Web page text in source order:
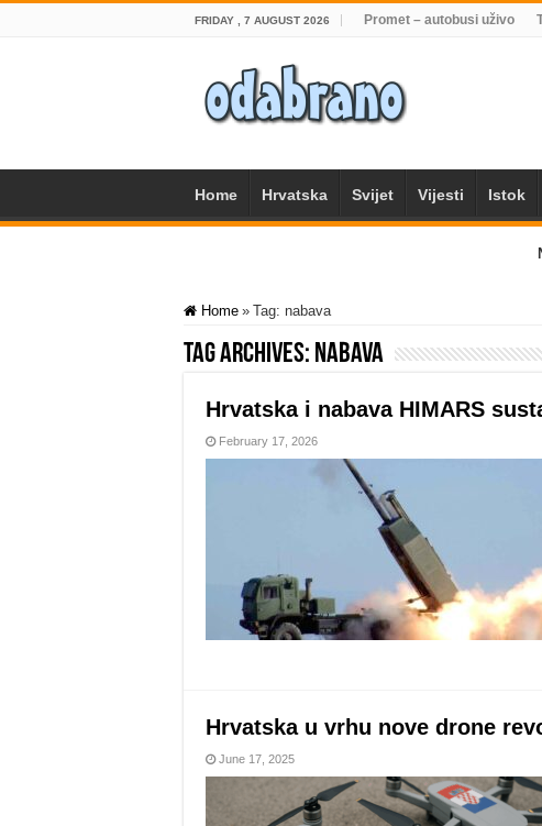
FRIDAY , 7 AUGUST 2026 Promet – autobusi uživo
Home Hrvatska Svijet Vijesti Istok
Home » Tag: nabava
Tag Archives: nabava
Hrvatska i nabava HIMARS
February 17, 2026
Hrvatska u vrhu nove drone
June 17, 2025